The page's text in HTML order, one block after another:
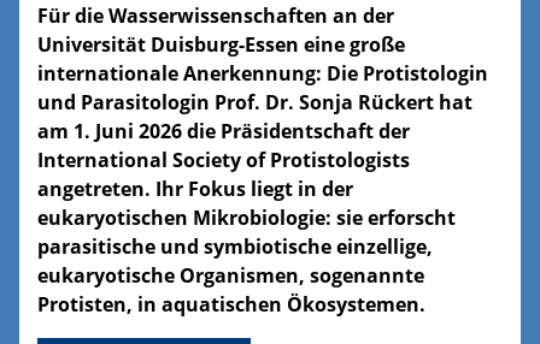
Für die Wasserwissenschaften an der
Universität Duisburg-Essen eine große
internationale Anerkennung: Die Protistologin
und Parasitologin Prof. Dr. Sonja Rückert hat
am 1. Juni 2026 die Präsidentschaft der
International Society of Protistologists
angetreten. Ihr Fokus liegt in der
eukaryotischen Mikrobiologie: sie erforscht
parasitische und symbiotische einzellige,
eukaryotische Organismen, sogenannte
Protisten, in aquatischen Ökosystemen.